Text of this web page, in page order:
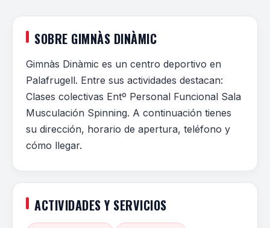
SOBRE GIMNÀS DINÀMIC
Gimnàs Dinàmic es un centro deportivo en
Palafrugell. Entre sus actividades destacan:
Clases colectivas Entº Personal Funcional Sala
Musculación Spinning. A continuación tienes
su dirección, horario de apertura, teléfono y
cómo llegar.
ACTIVIDADES Y SERVICIOS